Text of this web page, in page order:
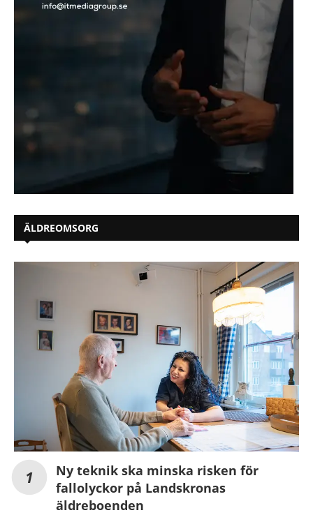
ÄLDREOMSORG
Ny teknik ska minska risken för
fallolyckor på Landskronas
äldreboenden